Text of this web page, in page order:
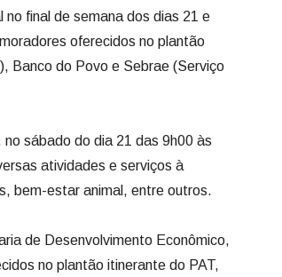
no final de semana dos dias 21 e
oferecidos no plantão
Banco do Povo e Sebrae (Serviço
sábado do dia 21 das 9h00 às
atividades e serviços à
bem-estar animal, entre outros.
de Desenvolvimento Econômico,
no plantão itinerante do PAT,